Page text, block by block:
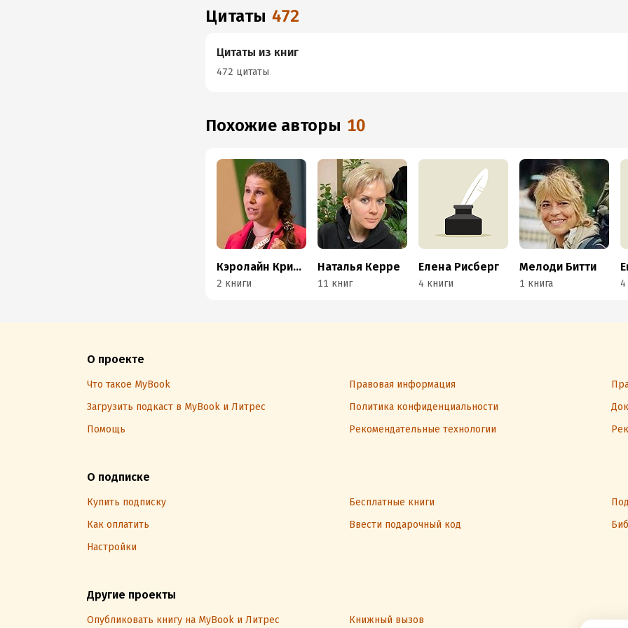
Цитаты 472
Цитаты из книг
472 цитаты
Похожие авторы 10
Кэролайн Криадо Перес
2 книги
Наталья Керре
11 книг
Елена Рисберг
4 книги
Мелоди Битти
1 книга 4
О проекте
Что такое MyBook Правовая информация
Загрузить подкаст в MyBook и Литрес
Политика конфиденциальности
Помощь
Рекомендательные технологии
О подписке
Купить подписку Бесплатные книги
Как оплатить
Ввести подарочный код
Настройки
Другие проекты
Опубликовать книгу на MyBook и Литрес Книжный вызов